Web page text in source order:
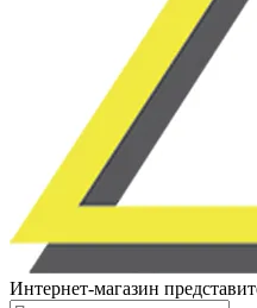
Интернет-магазин